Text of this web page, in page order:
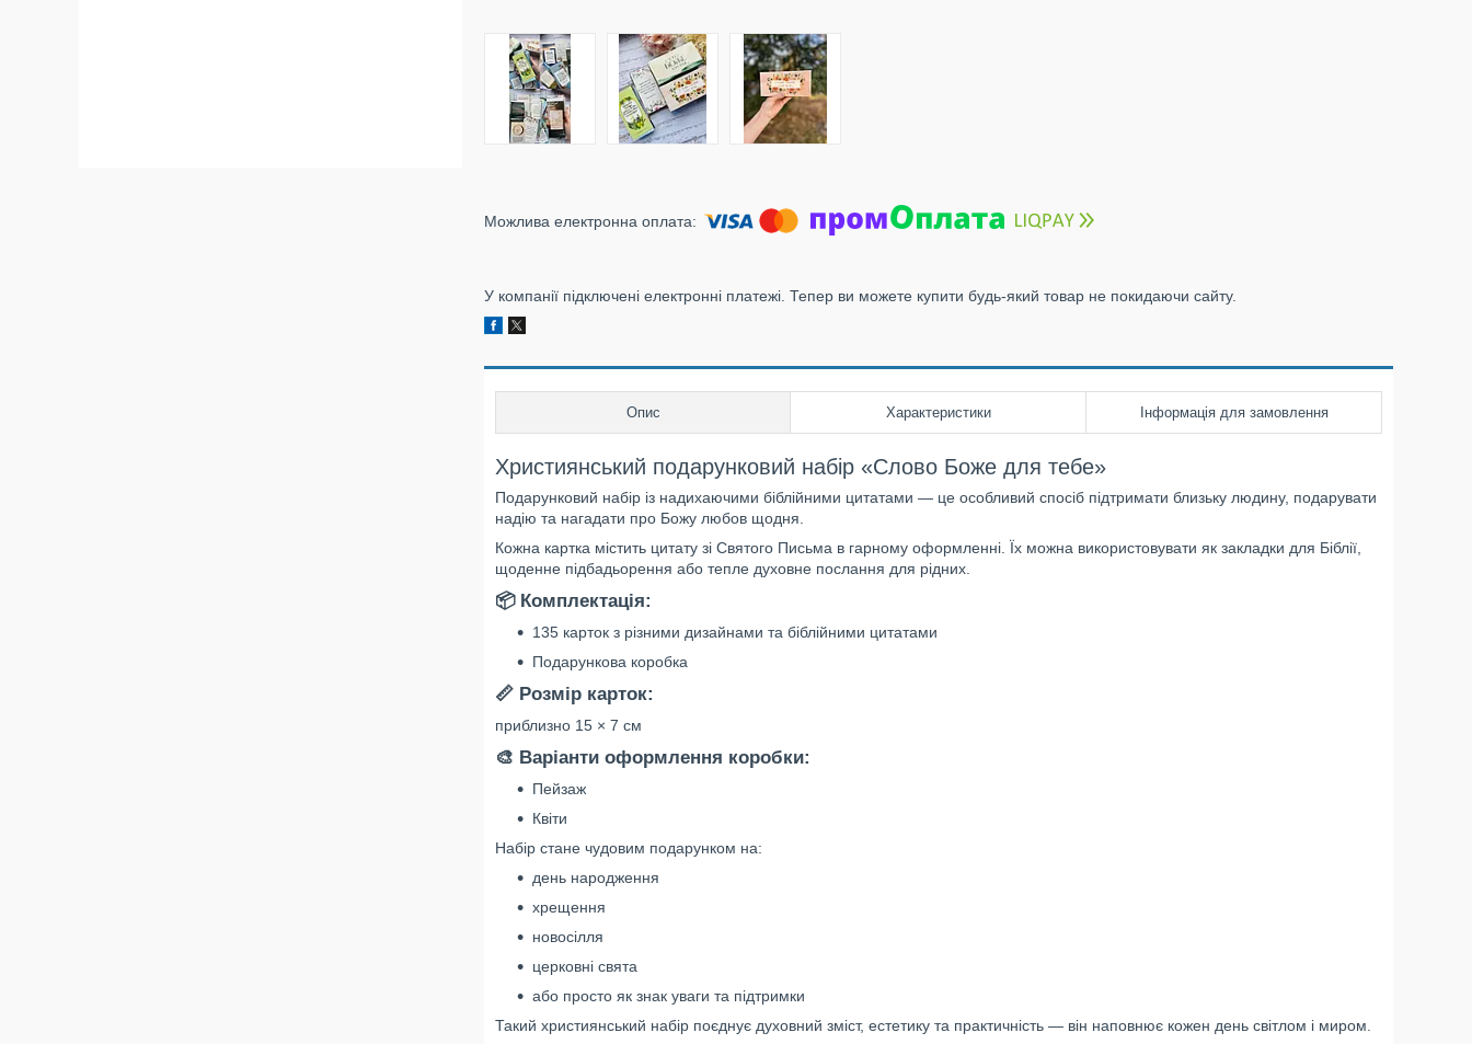
У компанії підключені електронні платежі. Тепер ви можете купити будь-який товар не покидаючи сайту.
Опис Характеристики Інформація для замовлення
Християнський подарунковий набір «Слово Боже для тебе»
Подарунковий набір із надихаючими біблійними цитатами — це особливий спосіб підтримати близьку людину, подарувати
надію та нагадати про Божу любов щодня.
Кожна картка містить цитату зі Святого Письма в гарному оформленні. Їх можна використовувати як закладки для Біблії,
щоденне підбадьорення або тепле духовне послання для рідних.
📦 Комплектація:
135 карток з різними дизайнами та біблійними цитатами
Подарункова коробка
📏 Розмір карток:
приблизно 15 × 7 см
🎨 Варіанти оформлення коробки:
Пейзаж
Квіти
Набір стане чудовим подарунком на:
день народження
хрещення
новосілля
церковні свята
або просто як знак уваги та підтримки
Такий християнський набір поєднує духовний зміст, естетику та практичність — він наповнює кожен день світлом і миром.